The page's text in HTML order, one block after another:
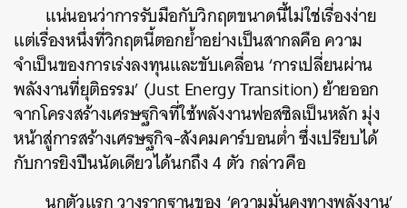
แน่นอนว่าการรับมือกับวิกฤตขนาดนี้ไม่ใช่เรื่องง่าย
แต่เรื่องหนึ่งที่วิกฤตนี้ตอกย้ำอย่างเป็นสากลคือ ความ
จำเป็นของการเร่งลงทุนและขับเคลื่อน ‘การเปลี่ยนผ่าน
พลังงานที่ยุติธรรม’ (Just Energy Transition) ย้ายออก
จากโครงสร้างเศรษฐกิจที่ใช้พลังงานฟอสซิลเป็นหลัก มุ่ง
หน้าสู่การสร้างเศรษฐกิจ-สังคมคาร์บอนต่ำ ซึ่งเปรียบได้
กับการยิงปืนนัดเดียวได้นกถึง 4 ตัว กล่าวคือ